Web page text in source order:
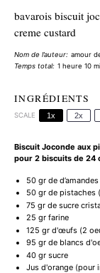
bavarois biscuit
creme custard
Nom de l’auteur: amour
Temps total: 1 heure 10
INGRÉDIENTS
SCALE 1x 2x
Biscuit Joconde aux
pour 2 biscuits de 24
50gr de
50gr de pistaches
75 gr de sucre
25 gr farine
125 gr d'œufs (2
95 gr de blancs
40gr sucre
Jus d'orange (pour